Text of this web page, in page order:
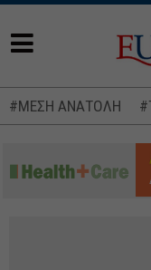
#ΜΕΣΗ ΑΝΑΤΟΛΗ